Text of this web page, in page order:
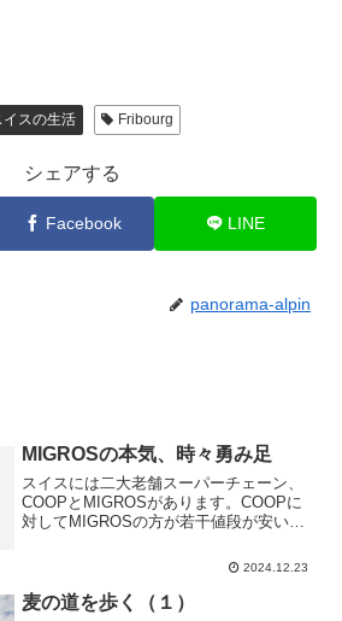
イスの生活 Fribourg
シェアする
Facebook LINE
panorama-alpin
MIGROSの本気、時々勇み足
スイスには二大老舗スーパーチェーン、
COOPとMIGROSがあります。COOPに
対してMIGROSの方が若干値段が安い、
が皆にありました。MIGROSにしかない
しても。...
2024.12.23
麦の道を歩く（１）